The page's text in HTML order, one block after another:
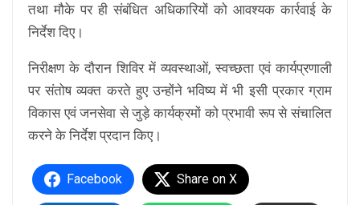
तथा मौके पर ही संबंधित अधिकारियों को आवश्यक कार्रवाई के
निर्देश दिए।
निरीक्षण के दौरान शिविर में व्यवस्थाओं, स्वच्छता एवं कार्यप्रणाली
पर संतोष व्यक्त करते हुए उन्होंने भविष्य में भी इसी प्रकार ग्राम
विकास एवं जनसेवा से जुड़े कार्यक्रमों को प्रभावी रूप से संचालित
करने के निर्देश प्रदान किए।
Facebook Share on X